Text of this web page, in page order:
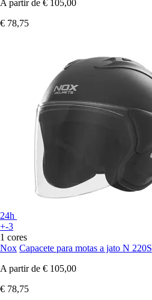
A partir de € 105,00
€ 78,75
24h
+-3
1 cores
Nox Capacete para motas a jato N 220S
A partir de € 105,00
€ 78,75